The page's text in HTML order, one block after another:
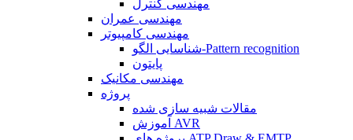
مهندسی کنترل
مهندسی عمران
مهندسی کامپیوتر
شناسایی الگو-Pattern recognition
پایتون
مهندسی مکانیک
پروژه
مقالات شبیه سازی شده
آموزش AVR